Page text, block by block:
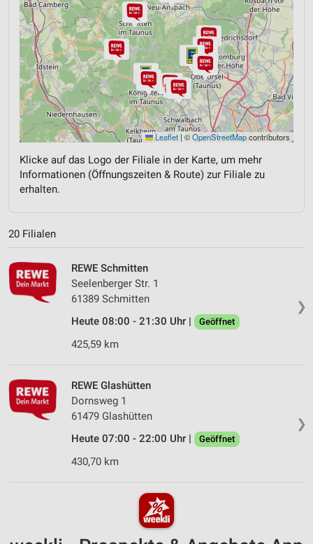
Leaflet | ©OpenStreetMapcontributors
Klicke auf das Logo der Filiale in der Karte, um mehr
Informationen (Öffnungszeiten & Route) zur Filiale zu
erhalten.
20 Filialen
❯
REWE Schmitten
Seelenberger Str. 1
61389 Schmitten
Heute 08:00 - 21:30 Uhr |
Geöffnet
425,59 km
❯
REWE Glashütten
Dornsweg 1
61479 Glashütten
Heute 07:00 - 22:00 Uhr |
Geöffnet
430,70 km